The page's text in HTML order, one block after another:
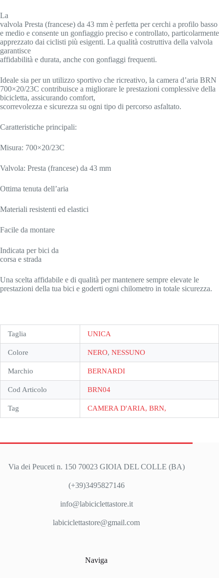
La
valvola Presta (francese) da 43 mm è perfetta per cerchi a profilo basso
e medio e consente un gonfiaggio preciso e controllato, particolarmente
apprezzato dai ciclisti più esigenti. La qualità costruttiva della valvola
garantisce
affidabilità e durata, anche con gonfiaggi frequenti.
Ideale sia per un utilizzo sportivo che ricreativo, la camera d’aria BRN
700×20/23C contribuisce a migliorare le prestazioni complessive della
bicicletta, assicurando comfort,
scorrevolezza e sicurezza su ogni tipo di percorso asfaltato.
Caratteristiche principali:
Misura: 700×20/23C
Valvola: Presta (francese) da 43 mm
Ottima tenuta dell’aria
Materiali resistenti ed elastici
Facile da montare
Indicata per bici da
corsa e strada
Una scelta affidabile e di qualità per mantenere sempre elevate le
prestazioni della tua bici e goderti ogni chilometro in totale sicurezza.
Taglia UNICA
Colore NERO, NESSUNO
Marchio BERNARDI
Cod Articolo BRN04
Tag CAMERA D'ARIA, BRN,
Via dei Peuceti n. 150 70023 GIOIA DEL COLLE (BA)
(+39)3495827146
info@labiciclettastore.it
labiciclettastore@gmail.com
Naviga